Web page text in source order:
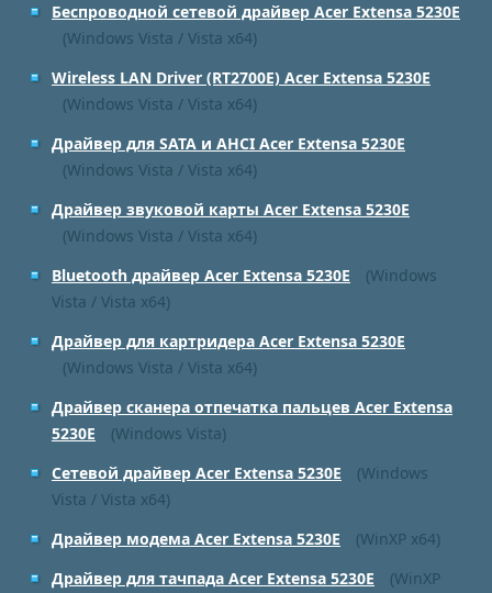
Беспроводной сетевой драйвер Acer Extensa 5230E
(Windows Vista / Vista x64)
Wireless LAN Driver (RT2700E) Acer Extensa 5230E
(Windows Vista / Vista x64)
Драйвер для SATA и AHCI Acer Extensa 5230E
(Windows Vista / Vista x64)
Драйвер звуковой карты Acer Extensa 5230E
(Windows Vista / Vista x64)
Bluetooth драйвер Acer Extensa 5230E
(Windows
Vista / Vista x64)
Драйвер для картридера Acer Extensa 5230E
(Windows Vista / Vista x64)
Драйвер сканера отпечатка пальцев Acer Extensa
5230E
(Windows Vista)
Сетевой драйвер Acer Extensa 5230E
(Windows
Vista / Vista x64)
Драйвер модема Acer Extensa 5230E
(WinXP x64)
Драйвер для тачпада Acer Extensa 5230E
(WinXP